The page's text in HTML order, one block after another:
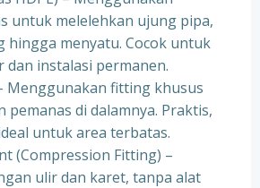
untuk melelehkan ujung pipa,
hingga menyatu. Cocok untuk
dan instalasi permanen.
Menggunakan fitting khusus
pemanas di dalamnya. Praktis,
untuk area terbatas.
(Compression Fitting) –
ulir dan karet, tanpa alat